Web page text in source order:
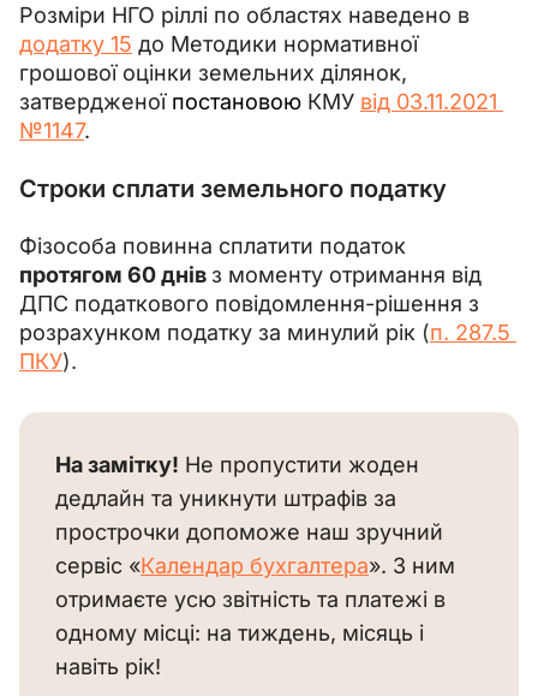
Розміри НГО ріллі по областях наведено в
додатку 15 до Методики нормативної
грошової оцінки земельних ділянок,
затвердженої постановою КМУ від 03.11.2021
№1147.
Строки сплати земельного податку
Фізособа повинна сплатити податок
протягом 60 днів з моменту отримання від
ДПС податкового повідомлення-рішення з
розрахунком податку за минулий рік (п. 287.5
ПКУ).
На замітку! Не пропустити жоден
дедлайн та уникнути штрафів за
прострочки допоможе наш зручний
сервіс «Календар бухгалтера». З ним
отримаєте усю звітність та платежі в
одному місці: на тиждень, місяць і
навіть рік!